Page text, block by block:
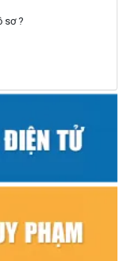
sơ ?